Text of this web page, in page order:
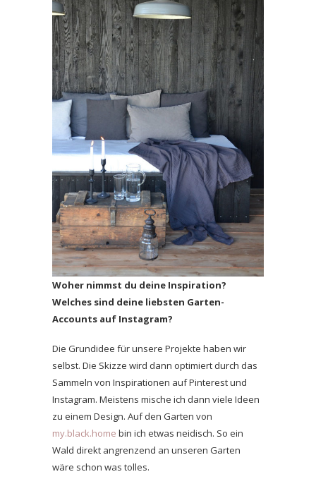
Woher nimmst du deine Inspiration?
Welches sind deine liebsten Garten-
Accounts auf Instagram?
Die Grundidee für unsere Projekte haben wir
selbst. Die Skizze wird dann optimiert durch das
Sammeln von Inspirationen auf Pinterest und
Instagram. Meistens mische ich dann viele Ideen
zu einem Design. Auf den Garten von
my.black.home bin ich etwas neidisch. So ein
Wald direkt angrenzend an unseren Garten
wäre schon was tolles.